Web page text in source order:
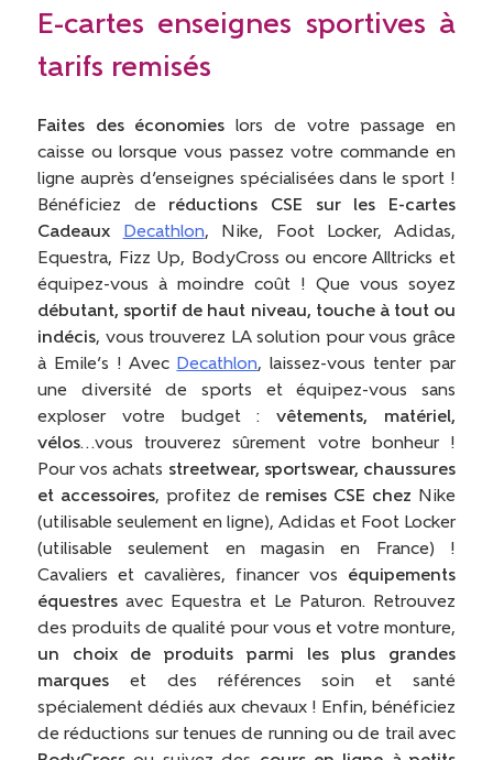
E-cartes enseignes sportives à
tarifs remisés
Faites des économies lors de votre passage en
caisse ou lorsque vous passez votre commande en
ligne auprès d’enseignes spécialisées dans le sport !
Bénéficiez de réductions CSE sur les E-cartes
Cadeaux
Decathlon, Nike, Foot Locker, Adidas,
Equestra, Fizz Up, BodyCross ou encore Alltricks et
équipez-vous à moindre coût ! Que vous soyez
débutant, sportif de haut niveau, touche à tout ou
indécis, vous trouverez LA solution pour vous grâce
à Emile’s ! Avec Decathlon, laissez-vous tenter par
une diversité de sports et équipez-vous sans
exploser votre budget :vêtements, matériel,
vélos…vous trouverez sûrement votre bonheur !
Pour vos achats streetwear, sportswear, chaussures
et accessoires, profitez de remises CSE chez Nike
(utilisable seulement en ligne), Adidas et Foot Locker
(utilisable seulement en magasin en France) !
Cavaliers et cavalières, financer vos équipements
équestres avec Equestra et Le Paturon. Retrouvez
des produits de qualité pour vous et votre monture,
un choix de produits parmi les plus grandes
marques et des références soin et santé
spécialement dédiés aux chevaux ! Enfin, bénéficiez
de réductions sur tenues de running ou de trail avec